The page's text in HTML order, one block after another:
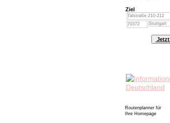
Ziel
Routenplanner für
Ihre Homepage